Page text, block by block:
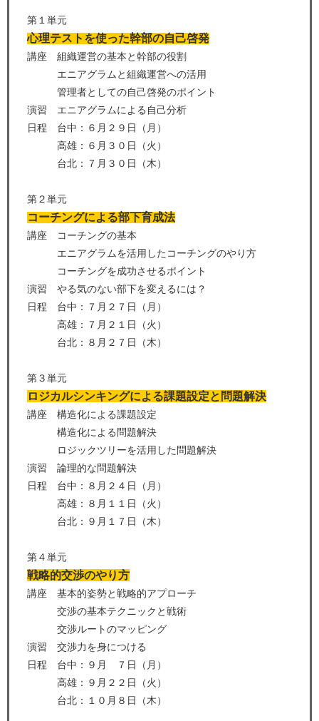
第１単元
心理テストを使った幹部の自己啓発
講座 組織運営の基本と幹部の役割
エニアグラムと組織運営への活用
管理者としての自己啓発のポイント
演習 エニアグラムによる自己分析
日程 台中：６月２９日（月）
高雄：６月３０日（火）
台北：７月３０日（木）
第２単元
コーチングによる部下育成法
講座 コーチングの基本
エニアグラムを活用したコーチングのやり方
コーチングを成功させるポイント
演習 やる気のない部下を変えるには？
日程 台中：７月２７日（月）
高雄：７月２１日（火）
台北：８月２７日（木）
第３単元
ロジカルシンキングによる課題設定と問題解決
講座 構造化による課題設定
構造化による問題解決
ロジックツリーを活用した問題解決
演習 論理的な問題解決
日程 台中：８月２４日（月）
高雄：８月１１日（火）
台北：９月１７日（木）
第４単元
戦略的交渉のやり方
講座 基本的姿勢と戦略的アプローチ
交渉の基本テクニックと戦術
交渉ルートのマッピング
演習 交渉力を身につける
日程 台中：９月 ７日（月）
高雄：９月２２日（火）
台北：１０月８日（木）